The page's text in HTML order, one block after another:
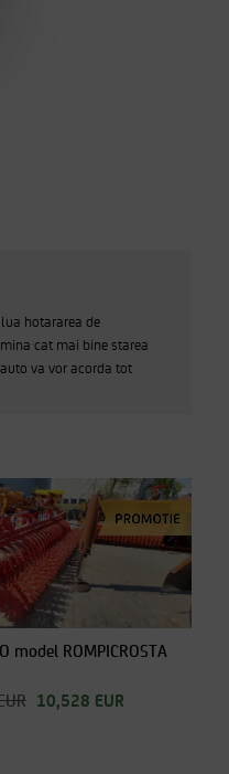
hotararea de
cat mai bine starea
va vor acorda tot
model ROMPICROSTA
10,528 EUR